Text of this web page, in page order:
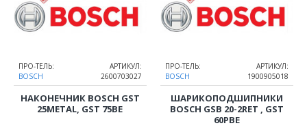
ПРО-ТЕЛЬ:
BOSCH
АРТИКУЛ:
2600703027
НАКОНЕЧНИК BOSCH GST
25METAL, GST 75BE
ПРО-ТЕЛЬ:
BOSCH
АРТИКУЛ:
1900905018
ШАРИКОПОДШИПНИКИ
BOSCH GSB 20-2RET , GST
60PBE